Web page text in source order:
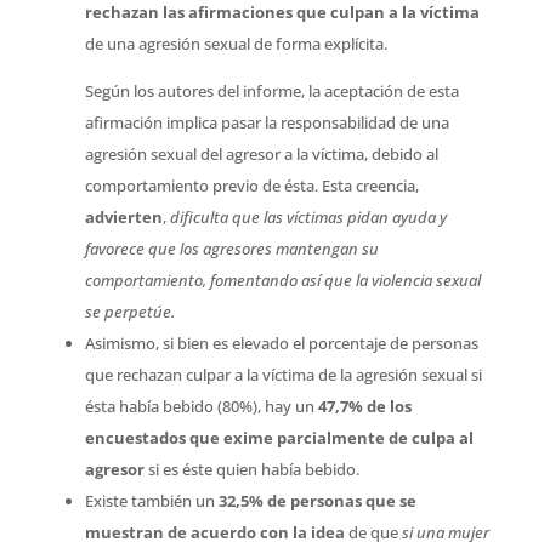
rechazan las afirmaciones que culpan a la víctima
de una agresión sexual de forma explícita.
Según los autores del informe, la aceptación de esta
afirmación implica pasar la responsabilidad de una
agresión sexual del agresor a la víctima, debido al
comportamiento previo de ésta. Esta creencia,
advierten,dificulta que las víctimas pidan ayuda y
favorece que los agresores mantengan su
comportamiento, fomentando así que la violencia sexual
se perpetúe.
Asimismo, si bien es elevado el porcentaje de personas
que rechazan culpar a la víctima de la agresión sexual si
ésta había bebido (80%), hay un 47,7% de los
encuestados que exime parcialmente de culpa al
agresorsi es éste quien había bebido.
Existe también un 32,5% de personas que se
muestran de acuerdo con la idea de quesi una mujer